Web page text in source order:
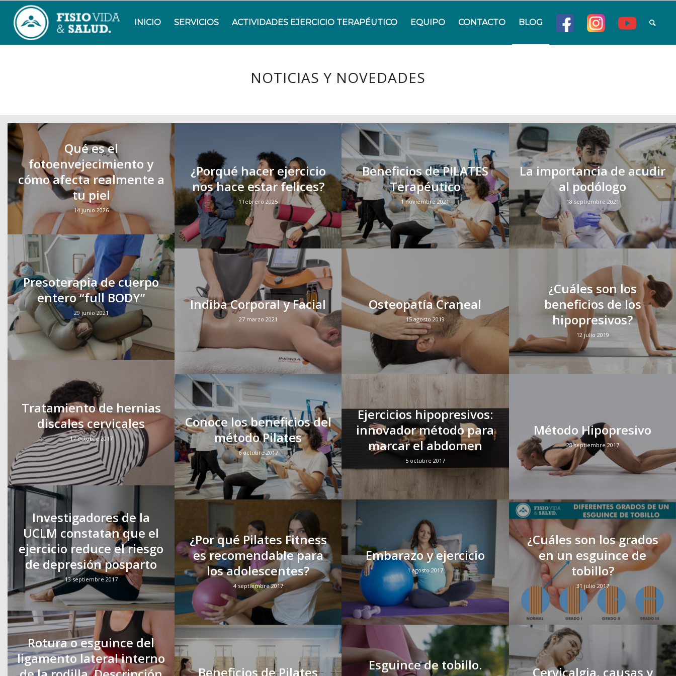
INICIO SERVICIOS ACTIVIDADES EJERCICIO TERAPÉUTICO EQUIPO CONTACTO BLOG
NOTICIAS Y NOVEDADES
Qué es el
fotoenvejecimiento y
cómo afecta realmente a
tu piel
14 junio 2026
¿Porqué hacer ejercicio
nos hace estar felices?
1 febrero 2025
Beneficios de PILATES
Terapéutico
1 noviembre 2021
La importancia de acudir
al podólogo
18 septiembre 2021
Presoterapia de cuerpo
entero “full BODY”
29 junio 2021
Indiba Corporal y Facial
27 marzo 2021
Osteopatía Craneal
15 agosto 2019
¿Cuáles son los
beneficios de los
hipopresivos?
12 julio 2019
Tratamiento de hernias
discales cervicales
17 octubre 2017
Conoce los beneficios del
método Pilates
6 octubre 2017
Ejercicios hipopresivos:
innovador método para
marcar el abdomen
5 octubre 2017
Método Hipopresivo
28 septiembre 2017
Investigadores de la
UCLM constatan que el
ejercicio reduce el riesgo
de depresión posparto
13 septiembre 2017
¿Por qué Pilates Fitness
es recomendable para
los adolescentes?
4 septiembre 2017
Embarazo y ejercicio
1 agosto 2017
¿Cuáles son los grados
en un esguince de
tobillo?
31 julio 2017
Rotura o esguince del
ligamento lateral interno
Beneficios de Pilates
Esguince de tobillo.
Cervicalgia, causas y